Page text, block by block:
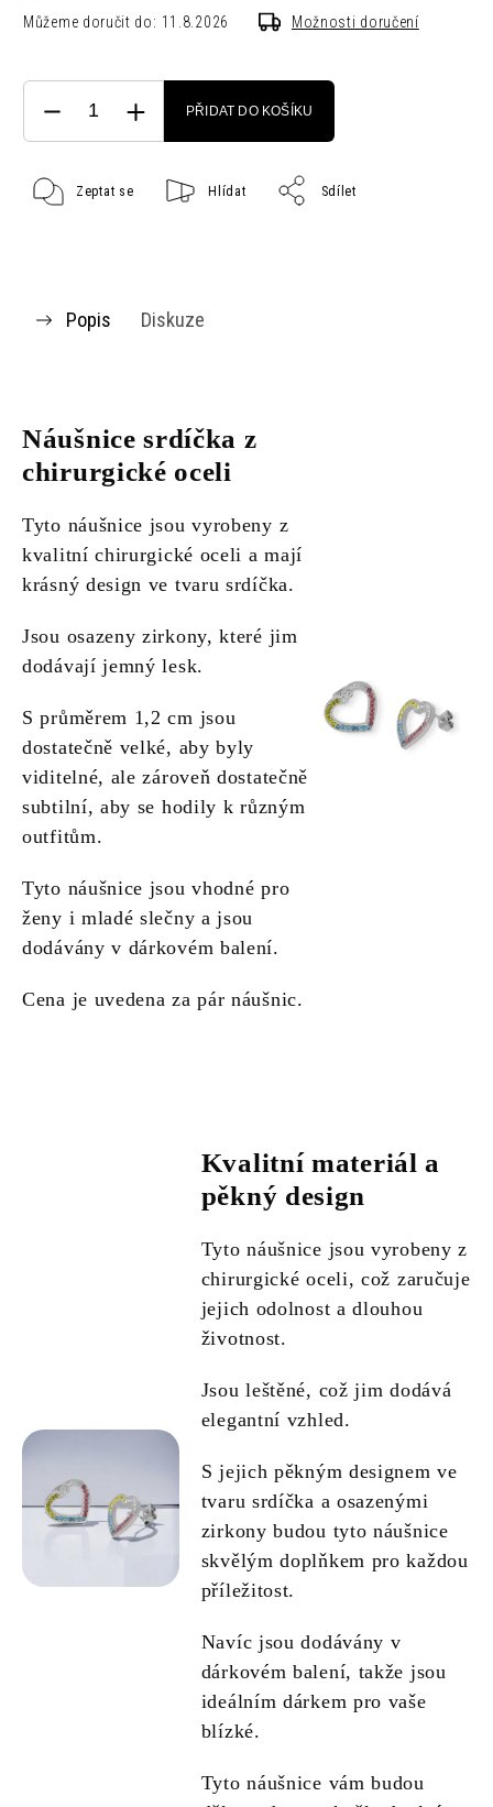
Můžeme doručit do: 11.8.2026 Možnosti doručení
PŘIDAT DO KOŠÍKU
Zeptat se Hlídat Sdílet
Popis Diskuze
Náušnice srdíčka z
chirurgické oceli
Tyto náušnice jsou vyrobeny z
kvalitní chirurgické oceli a mají
krásný design ve tvaru srdíčka.
Jsou osazeny zirkony, které jim
dodávají jemný lesk.
S průměrem 1,2 cm jsou
dostatečně velké, aby byly
viditelné, ale zároveň dostatečně
subtilní, aby se hodily k různým
outfitům.
Tyto náušnice jsou vhodné pro
ženy i mladé slečny a jsou
dodávány v dárkovém balení.
Cena je uvedena za pár náušnic.
Kvalitní materiál a
pěkný design
Tyto náušnice jsou vyrobeny z
chirurgické oceli, což zaručuje
jejich odolnost a dlouhou
životnost.
Jsou leštěné, což jim dodává
elegantní vzhled.
S jejich pěkným designem ve
tvaru srdíčka a osazenými
zirkony budou tyto náušnice
skvělým doplňkem pro každou
příležitost.
Navíc jsou dodávány v
dárkovém balení, takže jsou
ideálním dárkem pro vaše
blízké.
Tyto náušnice vám budou